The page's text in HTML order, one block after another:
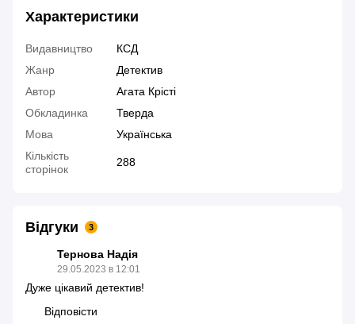
Характеристики
Видавництво
КСД
Жанр
Детектив
Автор
Агата Крісті
Обкладинка
Тверда
Мова
Українська
Кількість
сторінок
288
Відгуки 3
Тернова Надія
29.05.2023 в 12:01
Дуже цікавий детектив!
Відповісти